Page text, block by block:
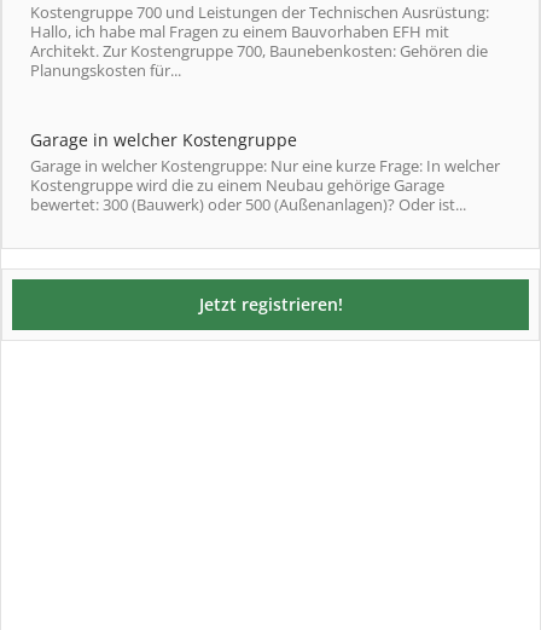
Kostengruppe 700 und Leistungen der Technischen Ausrüstung:
Hallo, ich habe mal Fragen zu einem Bauvorhaben EFH mit
Architekt. Zur Kostengruppe 700, Baunebenkosten: Gehören die
Planungskosten für...
Garage in welcher Kostengruppe
Garage in welcher Kostengruppe: Nur eine kurze Frage: In welcher
Kostengruppe wird die zu einem Neubau gehörige Garage
bewertet: 300 (Bauwerk) oder 500 (Außenanlagen)? Oder ist...
Jetzt registrieren!